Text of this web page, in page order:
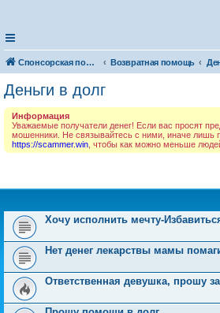
Спонсорская помощь. Разместите своё объявление в соответствующей рубрике Возвратная помощь
Деньги в долг
Информация
Уважаемые получатели денег! Если вас просят
мошенники. Не связывайтесь с ними, иначе лишь
https://scammer.win , чтобы как можно меньше
Хочу исполнить мечту-
Нет денег лекарствы мамы
Ответственная девушка, прошу